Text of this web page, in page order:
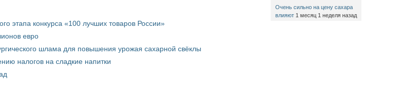
этапа конкурса «100 лучших товаров России»
евро
шлама для повышения урожая сахарной свёклы
налогов на сладкие напитки
Очень сильно на цену сахара
влияют 1 месяц 1 неделя назад